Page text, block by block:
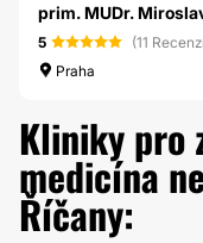
prim. MUDr.
5 (11
Praha
Kliniky pro
medicína
Říčany: